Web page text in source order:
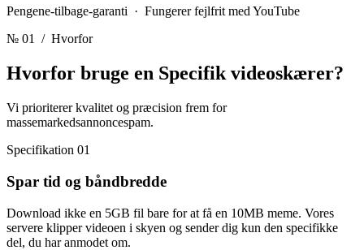
Pengene-tilbage-garanti · Fungerer fejlfrit med YouTube
№ 01
/ Hvorfor
Hvorfor bruge en Specifik videoskærer?
Vi prioriterer kvalitet og præcision frem for
massemarkedsannoncespam.
Specifikation 01
Spar tid og båndbredde
Download ikke en 5GB fil bare for at få en 10MB meme. Vores
servere klipper videoen i skyen og sender dig kun den specifikke
del, du har anmodet om.